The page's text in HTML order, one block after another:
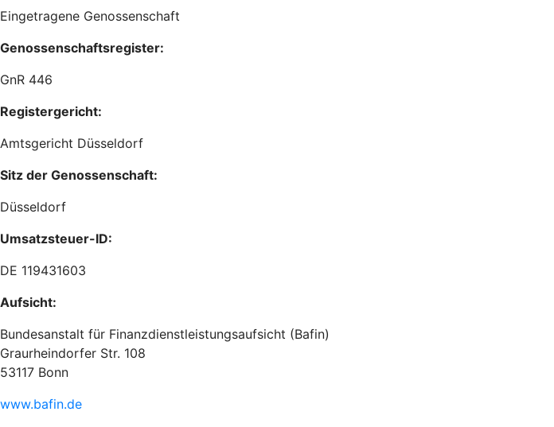
Eingetragene Genossenschaft
Genossenschaftsregister:
GnR 446
Registergericht:
Amtsgericht Düsseldorf
Sitz der Genossenschaft:
Düsseldorf
Umsatzsteuer-ID:
DE 119431603
Aufsicht:
Bundesanstalt für Finanzdienstleistungsaufsicht (Bafin)
Graurheindorfer Str. 108
53117 Bonn
www.bafin.de